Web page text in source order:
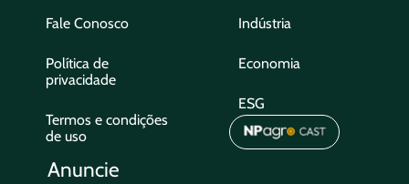
Fale Conosco
Política de
privacidade
Termos e condições
de uso
Anuncie
Indústria
Economia
ESG